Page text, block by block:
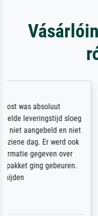
Sehr gute
des Rahmens!
sorgfältig und
unbeschadet bei
unser letzter
Dank!